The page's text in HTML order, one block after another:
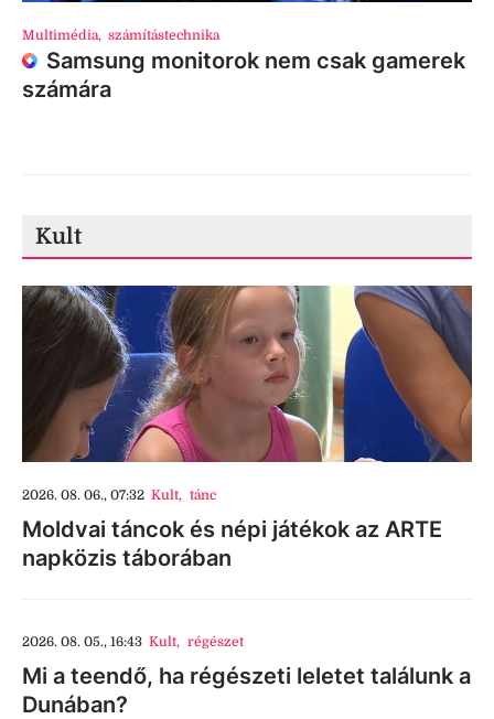
Multimédia, számítástechnika
Samsung monitorok nem csak gamerek
számára
Kult
2026. 08. 06., 07:32 Kult, tánc
Moldvai táncok és népi játékok az ARTE
napközis táborában
2026. 08. 05., 16:43 Kult, régészet
Mi a teendő, ha régészeti leletet találunk a
Dunában?